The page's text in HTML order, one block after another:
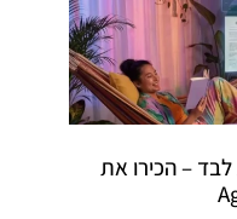
– הכירו את